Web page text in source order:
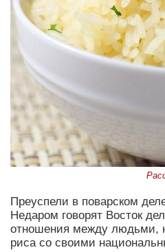
Преуспели в поварском
Недаром говорят Восток
отношения между людьми,
риса со своими